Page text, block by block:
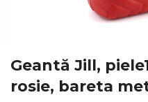
Genți Albastre
Genți Albe
Genți Argintii
Geantă Jill,
rosie, bareta